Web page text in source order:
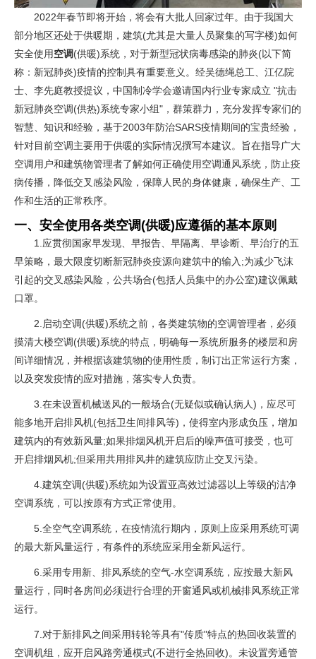
2022年春节即将开始，将会有大批人回家过年。由于我国大
部分地区还处于供暖期，建筑(尤其是大量人员聚集的写字楼)如何
安全使用空调(供暖)系统，对于新型冠状病毒感染的肺炎(以下简
称：新冠肺炎)疫情的控制具有重要意义。经吴德绳总工、江亿院
士、李先庭教授提议，中国制冷学会邀请国内行业专家成立 "抗击
新冠肺炎空调(供热)系统专家小组"，群策群力，充分发挥专家们的
智慧、知识和经验，基于2003年防治SARS疫情期间的宝贵经验，
针对目前空调主要用于供暖的实际情况撰写本建议。旨在指导广大
空调用户和建筑物管理者了解如何正确使用空调通风系统，防止疫
病传播，降低交叉感染风险，保障人民的身体健康，确保生产、工
作和生活的正常秩序。
一、安全使用各类空调(供暖)应遵循的基本原则
1.应贯彻国家早发现、早报告、早隔离、早诊断、早治疗的五
早策略，最大限度切断新冠肺炎疫源向建筑中的输入;为减少飞沫
引起的交叉感染风险，公共场合(包括人员集中的办公室)建议佩戴
口罩。
2.启动空调(供暖)系统之前，各类建筑物的空调管理者，必须
摸清大楼空调(供暖)系统的特点，明确每一系统所服务的楼层和房
间详细情况，并根据该建筑物的使用性质，制订出正常运行方案，
以及突发疫情的应对措施，落实专人负责。
3.在未设置机械送风的一般场合(无疑似或确认病人)，应尽可
能多地开启排风机(包括卫生间排风等)，使得室内形成负压，增加
建筑内的有效新风量;如果排烟风机开启后的噪声值可接受，也可
开启排烟风机;但采用共用排风井的建筑应防止交叉污染。
4.建筑空调(供暖)系统如为设置亚高效过滤器以上等级的洁净
空调系统，可以按原有方式正常使用。
5.全空气空调系统，在疫情流行期内，原则上应采用系统可调
的最大新风量运行，有条件的系统应采用全新风运行。
6.采用专用新、排风系统的空气-水空调系统，应按最大新风
量运行，同时各房间必须进行合理的开窗通风或机械排风系统正常
运行。
7.对于新排风之间采用转轮等具有"传质"特点的热回收装置的
空调机组，应开启风路旁通模式(不进行全热回收)。未设置旁通管